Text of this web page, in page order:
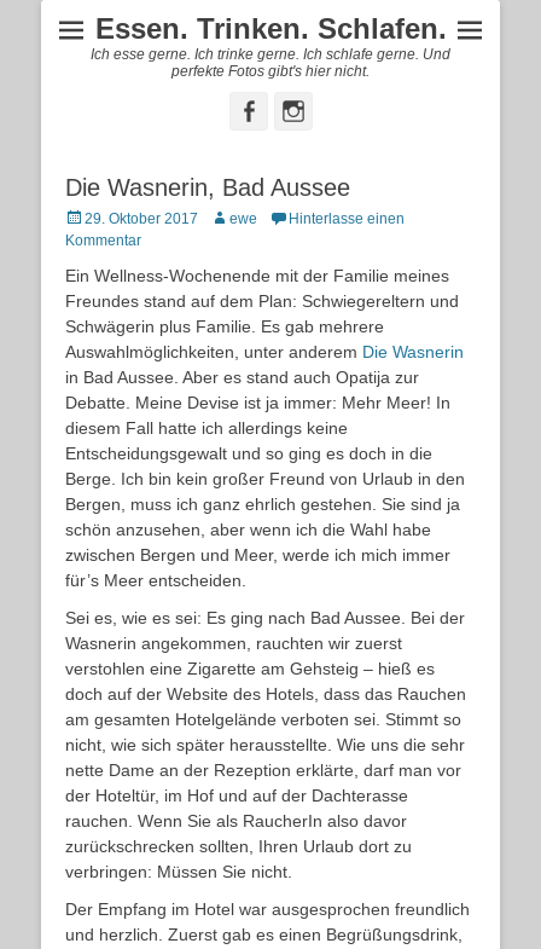
Essen. Trinken. Schlafen.
Ich esse gerne. Ich trinke gerne. Ich schlafe gerne. Und
perfekte Fotos gibt's hier nicht.
FacebookInstagram
Die Wasnerin, Bad Aussee
Posted
on
29. Oktober 2017 Autorewe
Hinterlasse einen
Kommentar
Ein Wellness-Wochenende mit der Familie meines
Freundes stand auf dem Plan: Schwiegereltern und
Schwägerin plus Familie. Es gab mehrere
Auswahlmöglichkeiten, unter anderem Die Wasnerin
in Bad Aussee. Aber es stand auch Opatija zur
Debatte. Meine Devise ist ja immer: Mehr Meer! In
diesem Fall hatte ich allerdings keine
Entscheidungsgewalt und so ging es doch in die
Berge. Ich bin kein großer Freund von Urlaub in den
Bergen, muss ich ganz ehrlich gestehen. Sie sind ja
schön anzusehen, aber wenn ich die Wahl habe
zwischen Bergen und Meer, werde ich mich immer
für’s Meer entscheiden.
Sei es, wie es sei: Es ging nach Bad Aussee. Bei der
Wasnerin angekommen, rauchten wir zuerst
verstohlen eine Zigarette am Gehsteig – hieß es
doch auf der Website des Hotels, dass das Rauchen
am gesamten Hotelgelände verboten sei. Stimmt so
nicht, wie sich später herausstellte. Wie uns die sehr
nette Dame an der Rezeption erklärte, darf man vor
der Hoteltür, im Hof und auf der Dachterasse
rauchen. Wenn Sie als RaucherIn also davor
zurückschrecken sollten, Ihren Urlaub dort zu
verbringen: Müssen Sie nicht.
Der Empfang im Hotel war ausgesprochen freundlich
und herzlich. Zuerst gab es einen Begrüßungsdrink,